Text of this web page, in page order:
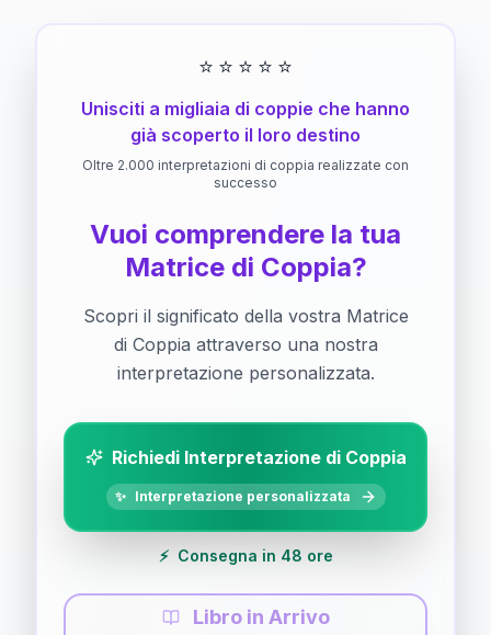
⭐ ⭐ ⭐ ⭐ ⭐
Unisciti a migliaia di coppie che hanno
già scoperto il loro destino
Oltre 2.000 interpretazioni di coppia realizzate con
successo
Vuoi comprendere la tua
Matrice di Coppia?
Scopri il significato della vostra Matrice
di Coppia attraverso una nostra
interpretazione personalizzata.
Richiedi Interpretazione di Coppia
✨ Interpretazione personalizzata
⚡ Consegna in 48 ore
Libro in Arrivo